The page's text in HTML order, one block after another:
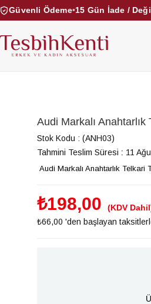
Güvenli Ödeme•15 Gün İade /
KUKA TESBİHLER
Audi Markalı Anahtarlık
Stok Kodu
(ANH03)
Tahmini Teslim Süresi : 11
Audi Markalı Anahtarlık Telkari
₺198,00
(KDV
₺66,00 'den başlayan